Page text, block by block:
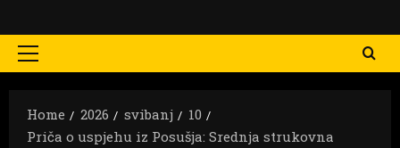
Primary
Home
2026 svibanj
10
Priča o uspjehu iz Posušja: Srednja strukovna